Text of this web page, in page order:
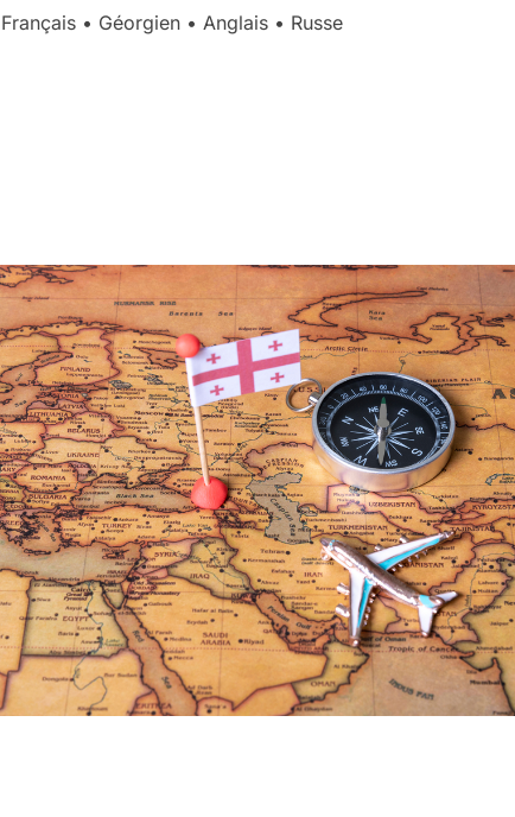
Français • Géorgien • Anglais • Russe